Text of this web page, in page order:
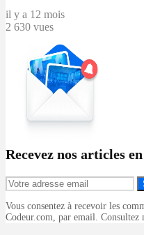
il y a 12 mois
2 630 vues
Recevez nos articles
Vous consentez à recevoir les
Codeur.com, par email. Consultez